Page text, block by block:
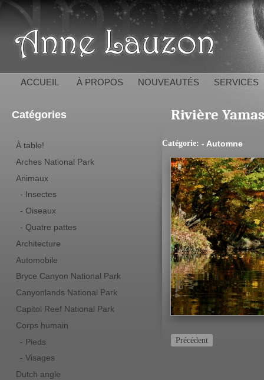
Anne
ACCUEIL À PROPOS NOUVEAUTÉS SERVICES
Catégories
À table!
Arches National Park
Animaux
- Insectes
- Oiseaux
- Quatre pattes
Architecture
Automobile
Bryce Canyon National Park
Canyonlands National Park
Capitol Reef National Park
Corps humain
- Pieds
- Visages
Dutch angle
Rivière
Catégorie: - Automne
Précédent